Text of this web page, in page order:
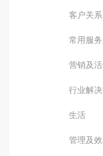
客户关系
常用服
营销及
行业解
生活
管理及